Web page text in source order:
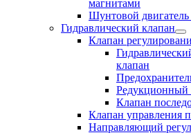
магнитами
Шунтовой двигатель
Гидравлический клапан
Клапан
клапан
Редукционный
Клапан
Клапан управления
Направляющий